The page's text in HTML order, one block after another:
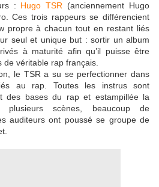
: Hugo TSR (anciennement Hugo
Ces trois rappeurs se différencient
propre à chacun tout en restant liés
seul et unique but : sortir un album
à maturité afin qu’il puisse être
véritable rap français.
le TSR a su se perfectionner dans
au rap. Toutes les instrus sont
des bases du rap et estampillée la
plusieurs scènes, beaucoup de
auditeurs ont poussé se groupe de